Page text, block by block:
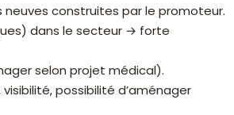
construites par le promoteur.
dans le secteur → forte
selon projet médical).
possibilité d’aménager